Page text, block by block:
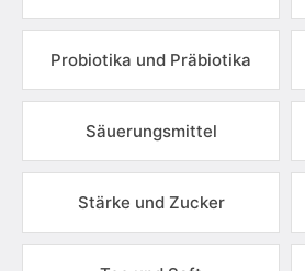
Probiotika und Präbiotika
Säuerungsmittel
Stärke und Zucker